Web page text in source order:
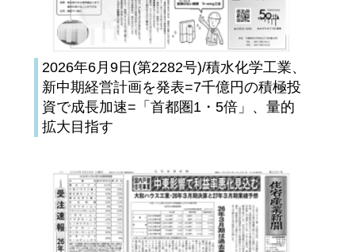
2026年6月9日(第2282号)/積水化学工業、
新中期経営計画を発表=7千億円の積極投
資で成長加速=「首都圏1・5倍」、量的
拡大目指す